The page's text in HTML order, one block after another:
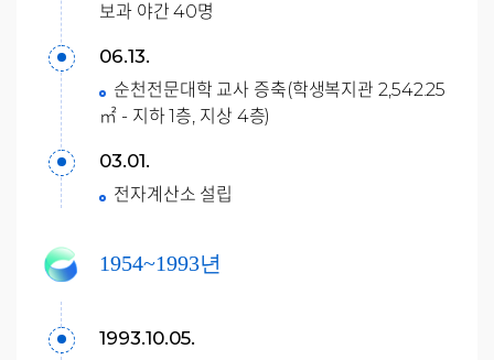
보과 야간 40명
06.13.
순천전문대학 교사 증축(학생복지관 2,542.25
㎡ - 지하 1층, 지상 4층)
03.01.
전자계산소 설립
1954~1993년
1993.10.05.